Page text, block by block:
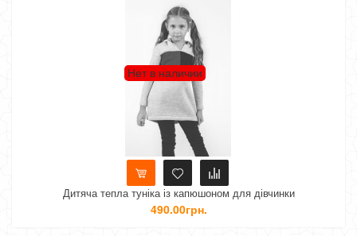
туніка із капюшоном для дівчинки